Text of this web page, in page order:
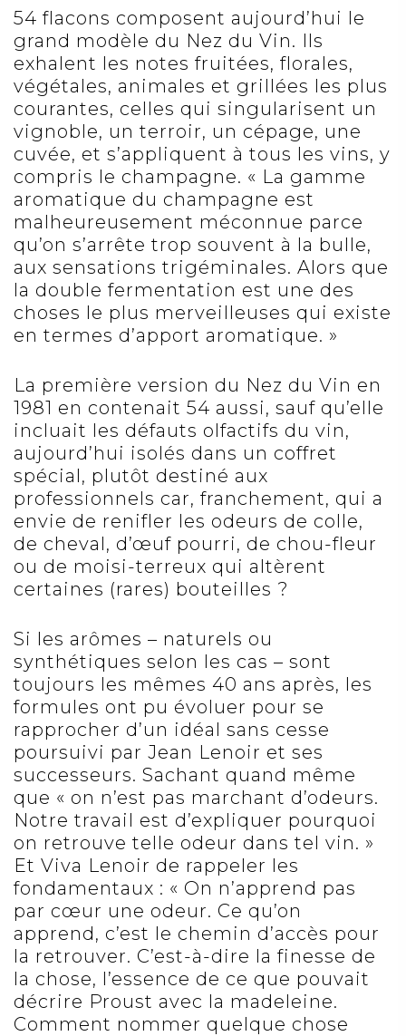
54 flacons composent aujourd’hui le
grand modèle du Nez du Vin. Ils
exhalent les notes fruitées, florales,
végétales, animales et grillées les plus
courantes, celles qui singularisent un
vignoble, un terroir, un cépage, une
cuvée, et s’appliquent à tous les vins, y
compris le champagne. « La gamme
aromatique du champagne est
malheureusement méconnue parce
qu’on s’arrête trop souvent à la bulle,
aux sensations trigéminales. Alors que
la double fermentation est une des
choses le plus merveilleuses qui existe
en termes d’apport aromatique. »
La première version du Nez du Vin en
1981 en contenait 54 aussi, sauf qu’elle
incluait les défauts olfactifs du vin,
aujourd’hui isolés dans un coffret
spécial, plutôt destiné aux
professionnels car, franchement, qui a
envie de renifler les odeurs de colle,
de cheval, d’œuf pourri, de chou-fleur
ou de moisi-terreux qui altèrent
certaines (rares) bouteilles ?
Si les arômes – naturels ou
synthétiques selon les cas – sont
toujours les mêmes 40 ans après, les
formules ont pu évoluer pour se
rapprocher d’un idéal sans cesse
poursuivi par Jean Lenoir et ses
successeurs. Sachant quand même
que « on n’est pas marchant d’odeurs.
Notre travail est d’expliquer pourquoi
on retrouve telle odeur dans tel vin. »
Et Viva Lenoir de rappeler les
fondamentaux : « On n’apprend pas
par cœur une odeur. Ce qu’on
apprend, c’est le chemin d’accès pour
la retrouver. C’est-à-dire la finesse de
la chose, l’essence de ce que pouvait
décrire Proust avec la madeleine.
Comment nommer quelque chose